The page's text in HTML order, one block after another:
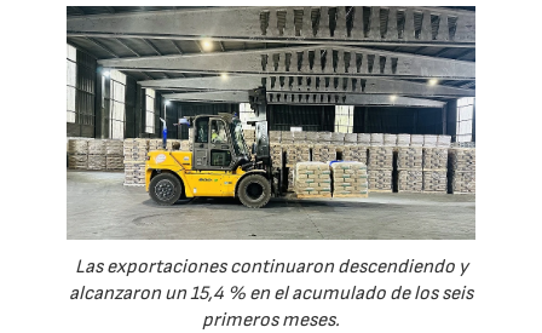
Las exportaciones continuaron descendiendo y
alcanzaron un 15,4 % en el acumulado de los seis
primeros meses.